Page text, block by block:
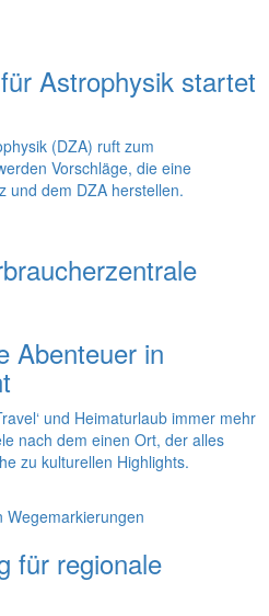
Astrophysik startet
(DZA) ruft zum
Vorschläge, die eine
und dem DZA herstellen.
Abenteuer in
und Heimaturlaub immer mehr
nach dem einen Ort, der alles
zu kulturellen Highlights.
Wegemarkierungen
für regionale